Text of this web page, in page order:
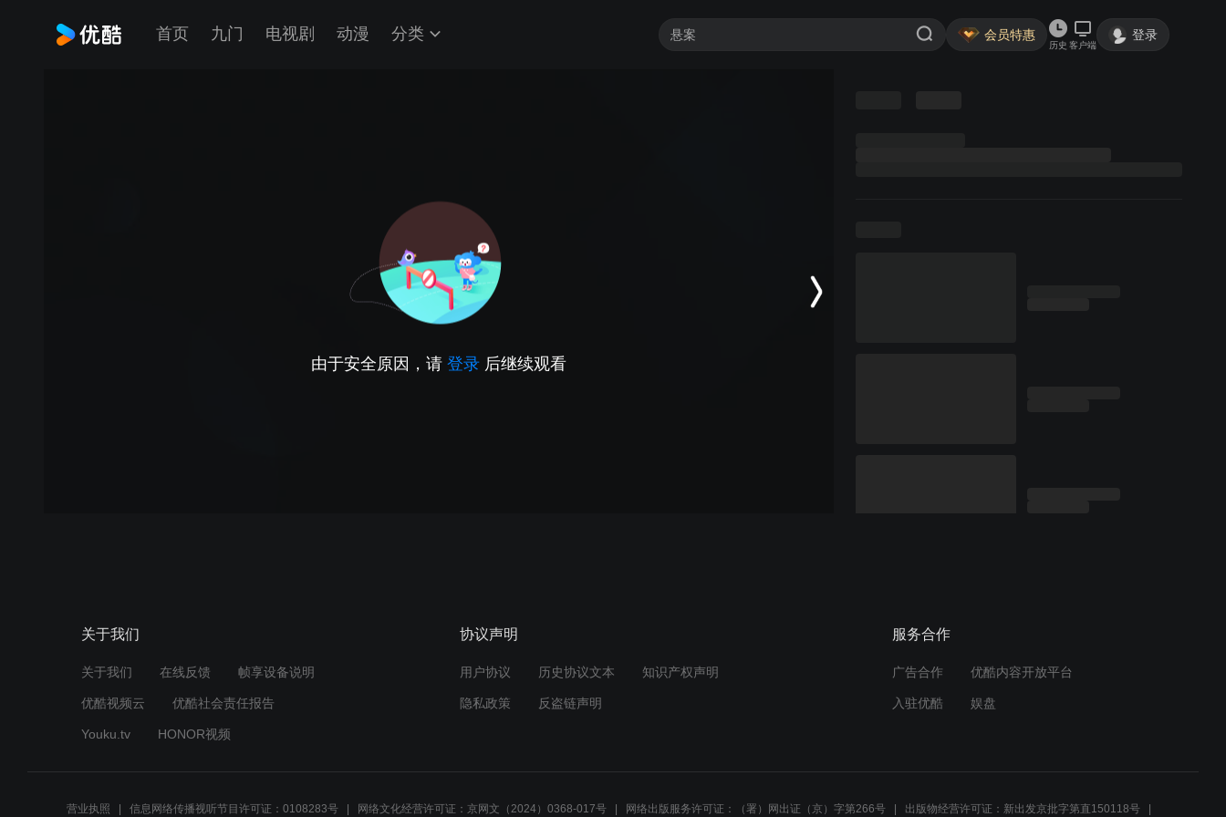
首页 九门 电视剧 动漫 分类 会员特惠
历史 客户端
登录
由于安全原因，请 登录 后继续观看
关于我们
关于我们 在线反馈 帧享设备说明
优酷视频云 优酷社会责任报告
Youku.tv HONOR视频
协议声明
用户协议 历史协议文本 知识产权声明
隐私政策 反盗链声明
服务合作
广告合作 优酷内容开放平台
入驻优酷 娱盘
营业执照 信息网络传播视听节目许可证：0108283号 网络文化经营许可证：京网文（2024）0368-017号 网络出版服务许可证：（署）网出证（京）字第266号 出版物经营许可证：新出发京批字第直150118号